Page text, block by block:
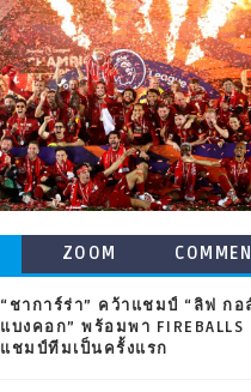
ZOOM
“ชาการ์ร่า” คว้าแชมป์ “ลิฟ กอ
แบงคอก” พร้อมพา FIREBALLS
แชมป์ทีมเป็นครั้งแรก